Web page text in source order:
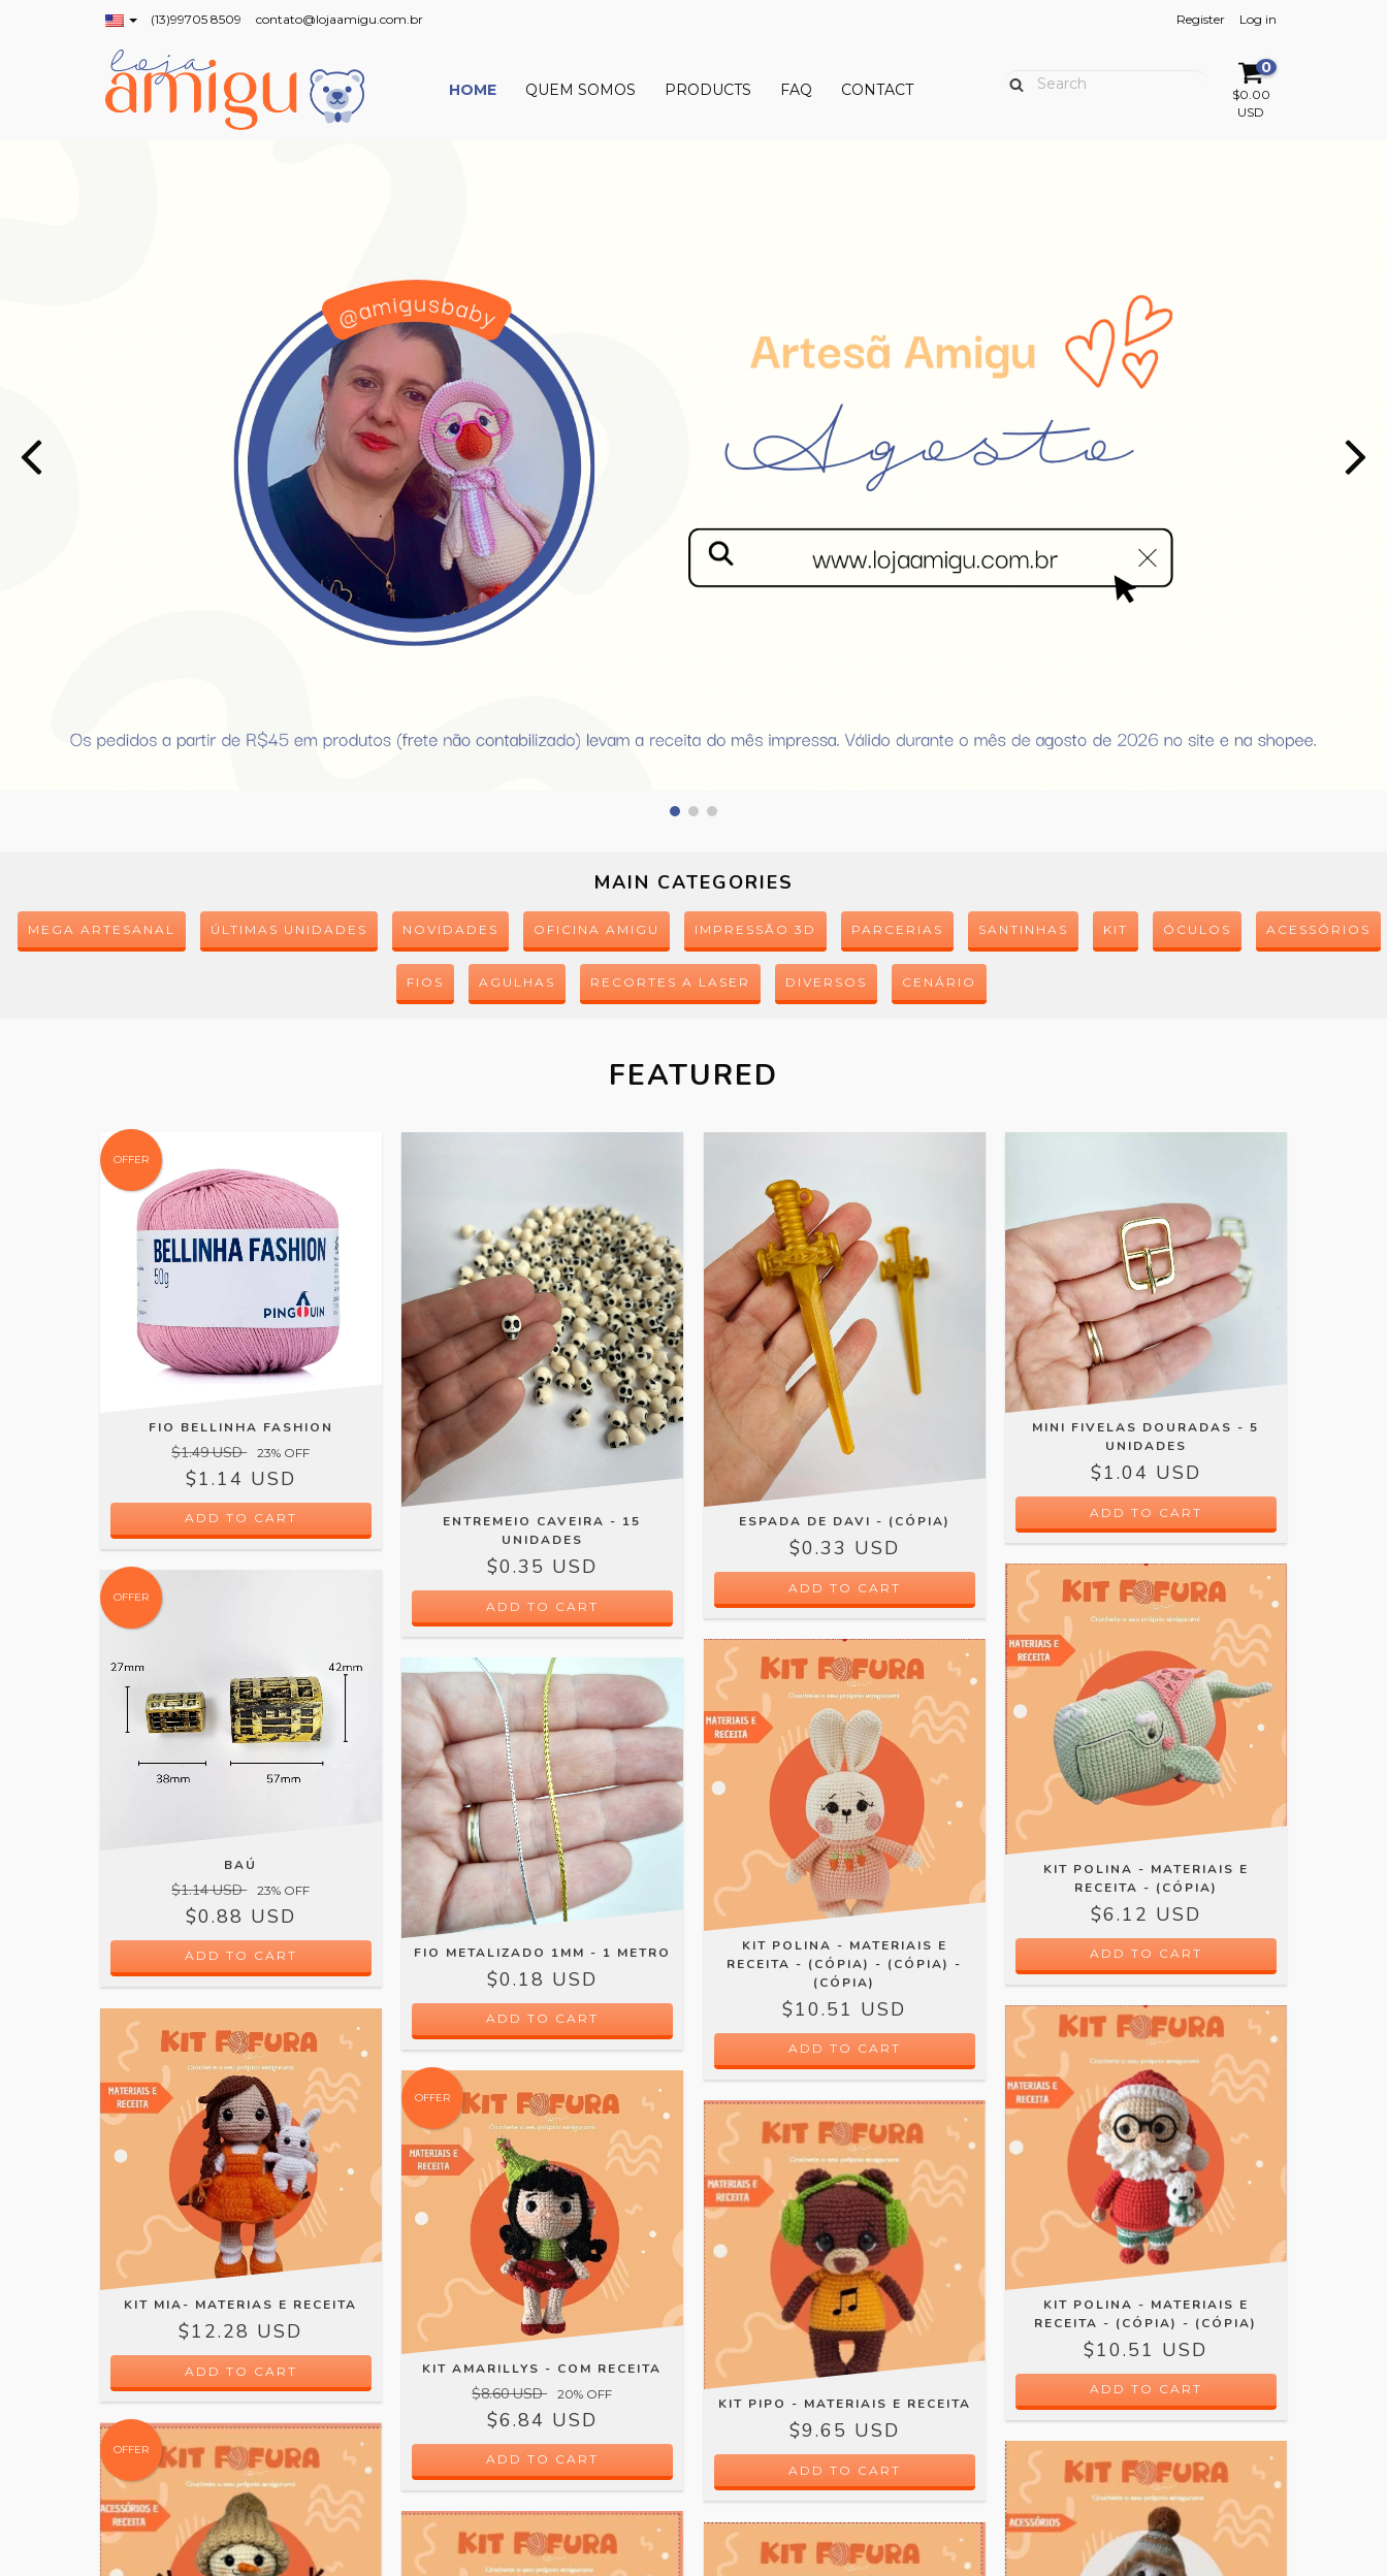
(13)99705 8509 contato@lojaamigu.com.br Register Log in
HOME QUEM SOMOS PRODUCTS FAQ CONTACT
0
$0.00
USD
MAIN CATEGORIES
MEGA ARTESANAL ÚLTIMAS UNIDADES NOVIDADES OFICINA AMIGU IMPRESSÃO 3D PARCERIAS SANTINHAS KIT ÓCULOS ACESSÓRIOS
FIOS AGULHAS RECORTES A LASER DIVERSOS CENÁRIO
FEATURED
OFFER
FIO BELLINHA FASHION
$1.49 USD 23% OFF
$1.14 USD
ADD TO CART
ENTREMEIO CAVEIRA - 15
UNIDADES
$0.35 USD
ESPADA DE DAVI - (CÓPIA)
$0.33 USD
MINI FIVELAS DOURADAS - 5
UNIDADES
$1.04 USD
OFFER
BAÚ
$1.14 USD 23% OFF
$0.88 USD
ADD TO CART FIO METALIZADO 1MM - 1 METRO
$0.18 USD
ADD TO CART
KIT POLINA - MATERIAIS E
RECEITA - (CÓPIA) - (CÓPIA) -
(CÓPIA)
$10.51 USD
ADD TO CART
KIT POLINA - MATERIAIS E
RECEITA - (CÓPIA)
$6.12 USD
KIT MIA- MATERIAS E RECEITA
$12.28 USD
OFFER
KIT AMARILLYS - COM RECEITA
$8.60 USD 20% OFF
$6.84 USD
KIT PIPO - MATERIAIS E RECEITA
$9.65 USD
KIT POLINA - MATERIAIS E
RECEITA - (CÓPIA) - (CÓPIA)
$10.51 USD
OFFER